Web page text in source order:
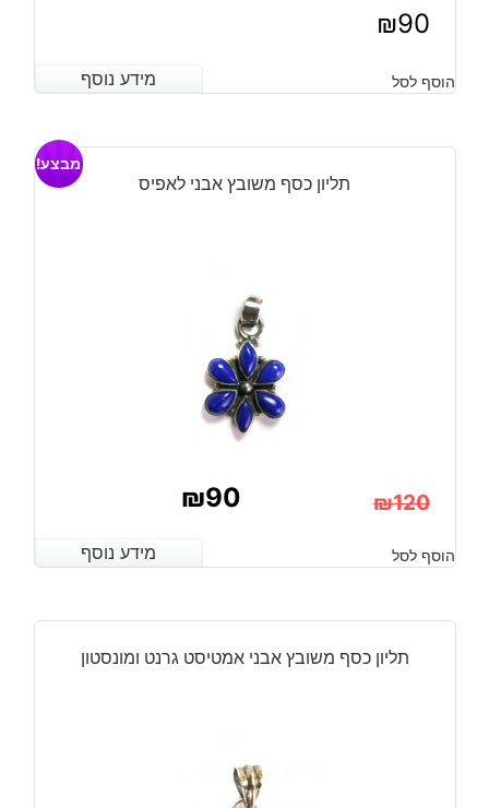
₪90
מידע נוסף הוסף לסל מידע נוסף
תליון כסף משובץ אבני לאפיס
מבצע!
₪120
המקורי
היה:
₪120.
₪90
הנוכחי
הוא:
₪90.
מידע נוסף הוסף לסל מידע נוסף
תליון כסף משובץ אבני אמטיסט גרנט ומונסטון